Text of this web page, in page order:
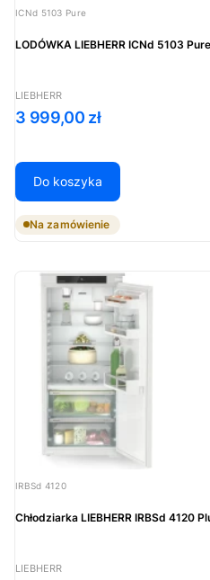
Kod produktu
ICNd 5103 Pure
LODÓWKA LIEBHERR ICNd 5103 Pure
PRODUCENT
LIEBHERR
Cena
3 999,00 zł
Do koszyka
Na zamówienie
Kod produktu
IRBSd 4120
Chłodziarka LIEBHERR IRBSd 4120
PRODUCENT
LIEBHERR